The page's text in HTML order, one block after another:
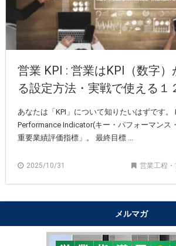
営業 KPI : 営業はKPI（数字）
る設定方法・実戦で使える１
あなたは「KPI」について知りたいはずです。
Performance Indicator(キー・パフォーマンス
重要業績評価指標」。 最終目標 ...
2025/10/31 営業工程・
メルマガ